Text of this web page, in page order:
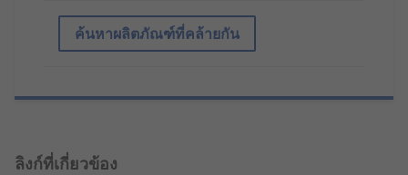
ค้นหาผลิตภัณฑ์ที่คล้ายกัน
ลิงก์ที่เกี่ยวข้อง